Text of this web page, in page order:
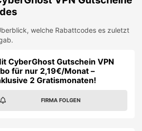
welche Rabattcodes es zuletzt
CyberGhost Gutschein VPN
für nur 2,19€/Monat –
2 Gratismonaten!
FIRMA FOLGEN